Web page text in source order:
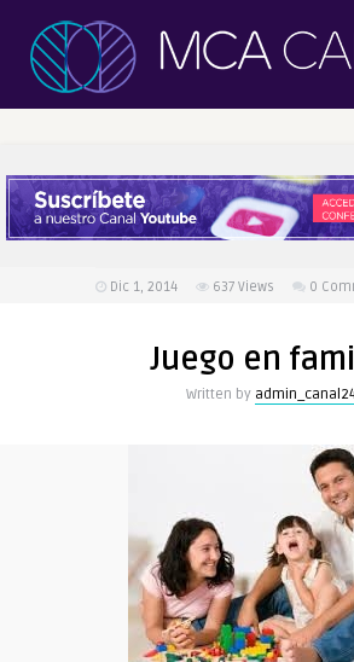
Dic 1, 2014 637 Views 0
Juego en
Written by